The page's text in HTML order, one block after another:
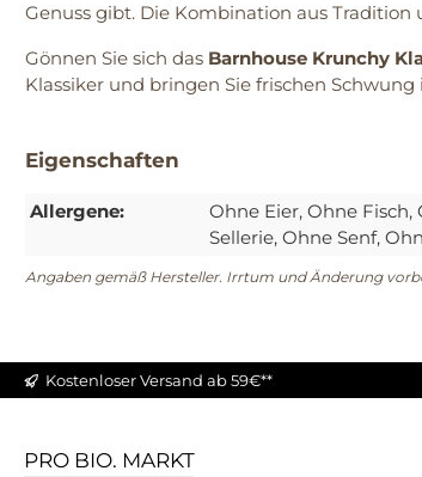
Genuss gibt. Die Kombination aus
Gönnen Sie sich das Barnhouse Krunchy
Klassiker und bringen Sie frischen
Eigenschaften
Allergene: Ohne Eier, Ohne Fisch,
Sellerie, Ohne Senf,
Angaben gemäß Hersteller. Irrtum und Änderung
Kostenloser Versand ab 59€**
PRO BIO. MARKT